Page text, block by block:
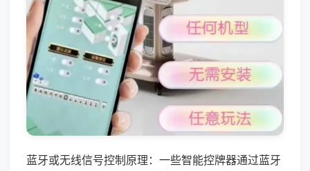
蓝牙或无线信号控制原理：一些智能控牌器通过蓝牙